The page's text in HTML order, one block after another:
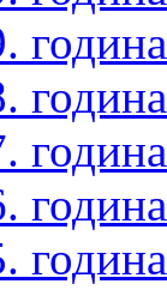
година
година
година
година
година